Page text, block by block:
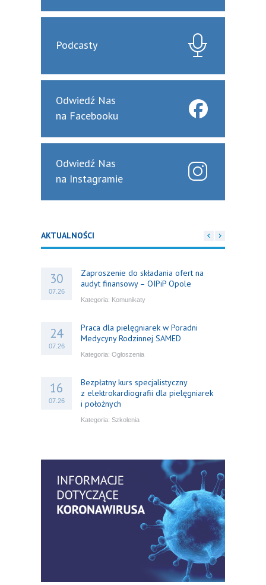
Podcasty
Odwiedź Nas
na Facebooku
Odwiedź Nas
na Instagramie
AKTUALNOŚCI
30
07.26
Zaproszenie do składania ofert na
audyt finansowy – OIPiP Opole
Kategoria: Komunikaty
24
07.26
Praca dla pielęgniarek w Poradni
Medycyny Rodzinnej SAMED
Kategoria: Ogłoszenia
16
07.26
Bezpłatny kurs specjalistyczny
z elektrokardiografii dla pielęgniarek
i położnych
Kategoria: Szkolenia
praktyki – aktualny konsensus ekspertów
w dostępie naczyniowym
Kategoria:Szkolenia
06
Zaproszenie na Ogólnopolską
Konferencję Naukową „Terminologia
w pielęgniarstwie – komunikacja,
standaryzacja, praktyka”